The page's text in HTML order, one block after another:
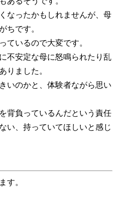
なったかもしれませんが、母
ちです。
ているので大変です。
不安定な母に怒鳴られたり乱
りました。
いのかと、体験者ながら思い
背負っているんだという責任
い、持っていてほしいと感じ
す。